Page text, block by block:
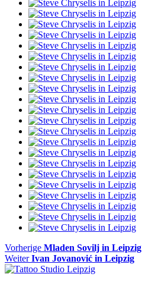
Beitragsnavigation
Vorherige Vorheriger
Beitrag
Mladen Sovilj in Leipzig
Weiter Nächster
Beitrag:
Ivan Jovanović in Leipzig